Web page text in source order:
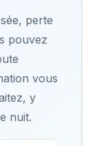
perte
pouvez
vous
y
nuit.